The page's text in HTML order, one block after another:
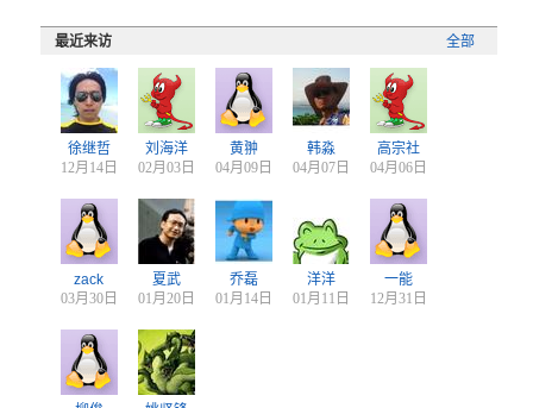
全部
最近来访
徐继哲
12月14日
刘海洋
02月03日
黄翀
04月09日
韩淼
04月07日
高宗社
04月06日
zack
03月30日
夏武
01月20日
乔磊
01月14日
洋洋
01月11日
一能
12月31日